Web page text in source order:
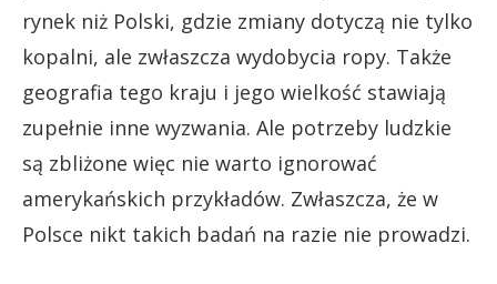
rynek niż Polski, gdzie zmiany dotyczą nie tylko
kopalni, ale zwłaszcza wydobycia ropy. Także
geografia tego kraju i jego wielkość stawiają
zupełnie inne wyzwania. Ale potrzeby ludzkie
są zbliżone więc nie warto ignorować
amerykańskich przykładów. Zwłaszcza, że w
Polsce nikt takich badań na razie nie prowadzi.